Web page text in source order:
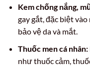
Kem chống nắng,
gay gắt, đặc biệt
bảo vệ da và mắt.
Thuốc men cá nhân:
như thuốc cảm,